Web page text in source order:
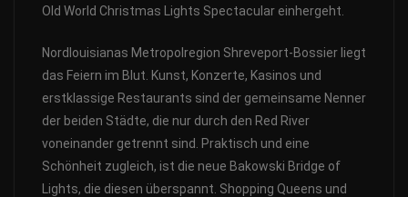
Old World Christmas Lights Spectacular einhergeht.
Nordlouisianas Metropolregion Shreveport-Bossier liegt
das Feiern im Blut. Kunst, Konzerte, Kasinos und
erstklassige Restaurants sind der gemeinsame Nenner
der beiden Städte, die nur durch den Red River
voneinander getrennt sind. Praktisch und eine
Schönheit zugleich, ist die neue Bakowski Bridge of
Lights, die diesen überspannt. Shopping Queens und